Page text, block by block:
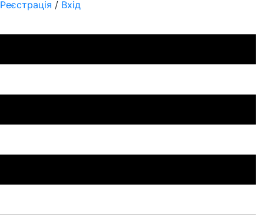
Реєстрація / Вхід